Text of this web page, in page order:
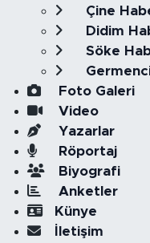
Çine
Didim
Söke
Foto Galeri
Video
Yazarlar
Röportaj
Biyografi
Anketler
Künye
İletişim